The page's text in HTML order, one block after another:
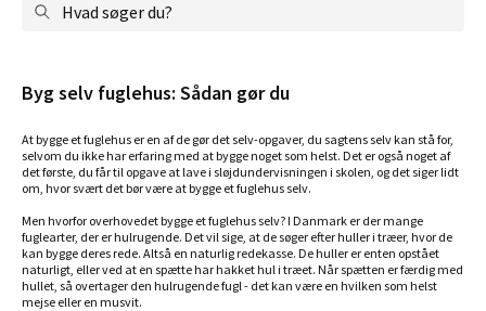
Hvad søger du?
Byg selv fuglehus: Sådan gør du
At bygge et fuglehus er en af de gør det selv-opgaver, du sagtens selv kan stå for,
selvom du ikke har erfaring med at bygge noget som helst. Det er også noget af
det første, du får til opgave at lave i sløjdundervisningen i skolen, og det siger lidt
om, hvor svært det bør være at bygge et fuglehus selv.
Men hvorfor overhovedet bygge et fuglehus selv? I Danmark er der mange
fuglearter, der er hulrugende. Det vil sige, at de søger efter huller i træer, hvor de
kan bygge deres rede. Altså en naturlig redekasse. De huller er enten opstået
naturligt, eller ved at en spætte har hakket hul i træet. Når spætten er færdig med
hullet, så overtager den hulrugende fugl - det kan være en hvilken som helst
mejse eller en musvit.